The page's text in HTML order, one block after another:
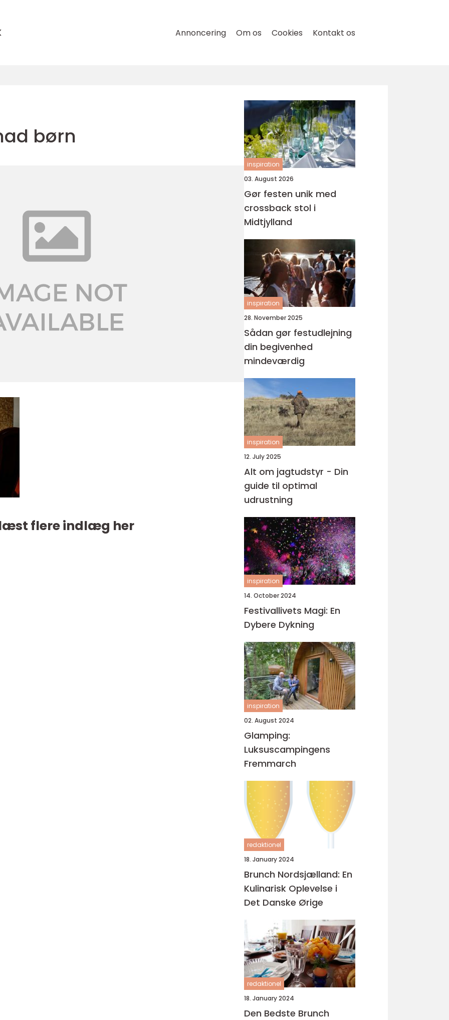
Annoncering Om os Cookies Kontakt os
børn
flere indlæg her
inspiration
03. August 2026
Gør festen unik med
crossback stol i
Midtjylland
inspiration
28. November 2025
Sådan gør festudlejning
din begivenhed
mindeværdig
inspiration
12. July 2025
Alt om jagtudstyr - Din
guide til optimal
udrustning
inspiration
14. October 2024
Festivallivets Magi: En
Dybere Dykning
inspiration
02. August 2024
Glamping:
Luksuscampingens
Fremmarch
redaktionel
18. January 2024
Brunch Nordsjælland: En
Kulinarisk Oplevelse i
Det Danske Ørige
redaktionel
18. January 2024
Den Bedste Brunch